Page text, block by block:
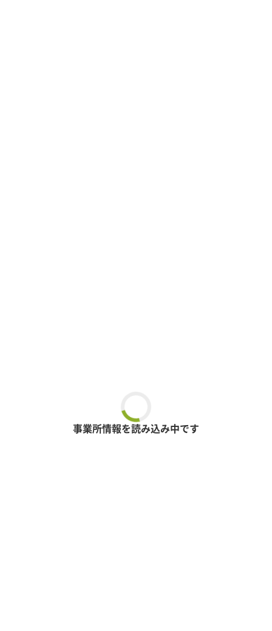
事業所情報を読み込み中です